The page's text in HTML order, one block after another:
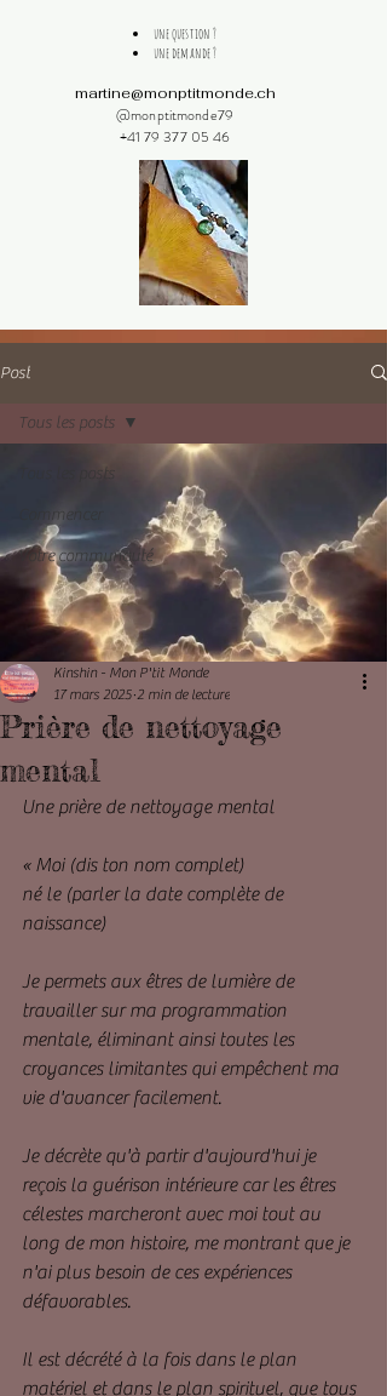
une question ?
une demande ?
martine@monptitmonde.ch
@monptitmonde79
+41 79 377 05 46
Post
Tous les posts
Commencer
Votre communauté
Tous les posts
Prière de nettoyage
mental
Kinshin - Mon P'tit Monde
17 mars 2025 2 min de lecture
Une prière de nettoyage mental
« Moi (dis ton nom complet)
né le (parler la date complète de
naissance)
Je permets aux êtres de lumière de
travailler sur ma programmation
mentale, éliminant ainsi toutes les
croyances limitantes qui empêchent ma
vie d'avancer facilement.
Je décrète qu'à partir d'aujourd'hui je
reçois la guérison intérieure car les êtres
célestes marcheront avec moi tout au
long de mon histoire, me montrant que je
n'ai plus besoin de ces expériences
défavorables.
Il est décrété à la fois dans le plan
matériel et dans le plan spirituel, que tous